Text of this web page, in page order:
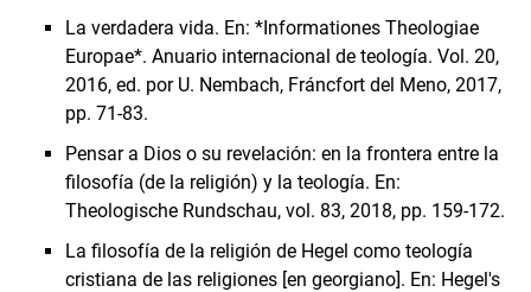
La verdadera vida. En: *Informationes Theologiae
Europae*. Anuario internacional de teología. Vol. 20,
2016, ed. por U. Nembach, Fráncfort del Meno, 2017,
pp. 71-83.
Pensar a Dios o su revelación: en la frontera entre la
filosofía (de la religión) y la teología. En:
Theologische Rundschau, vol. 83, 2018, pp. 159-172.
La filosofía de la religión de Hegel como teología
cristiana de las religiones [en georgiano]. En: Hegel's